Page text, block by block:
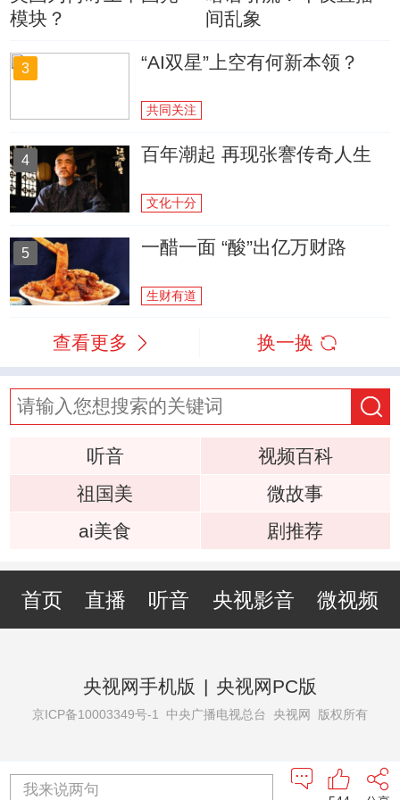
模块？
间乱象
3 “AI双星”上空有何新本领？
共同关注
4 百年潮起 再现张謇传奇人生
文化十分
5 一醋一面 “酸”出亿万财路
生财有道
查看更多 换一换
听音
视频百科
祖国美
微故事
ai美食
剧推荐
首页 直播 听音 央视影音 微视频
央视网手机版 | 央视网PC版
京ICP备10003349号-1 中央广播电视总台 央视网 版权所有
我来说两句